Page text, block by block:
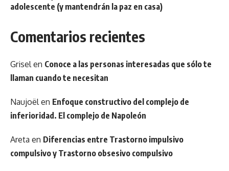
adolescente (y mantendrán la paz en casa)
Comentarios recientes
Grisel en Conoce a las personas interesadas que sólo te
llaman cuando te necesitan
Naujoël en Enfoque constructivo del complejo de
inferioridad. El complejo de Napoleón
Areta en Diferencias entre Trastorno impulsivo
compulsivo y Trastorno obsesivo compulsivo